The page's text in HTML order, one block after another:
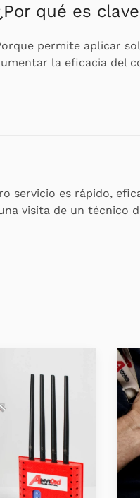
qué es
permite aplicar
la eficacia del
servicio es rápido,
visita de un técnico